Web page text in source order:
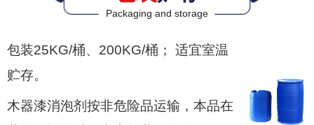
Packaging and storage
包装25KG/桶、200KG/桶； 适宜室温
贮存。
木器漆消泡剂按非危险品运输，本品在